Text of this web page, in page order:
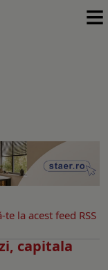
≡
te la acest feed RSS
capitala